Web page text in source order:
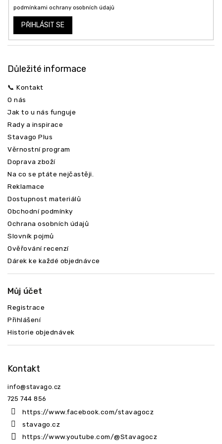
podmínkami ochrany osobních údajů
PŘIHLÁSIT SE
Důležité informace
📞 Kontakt
O nás
Jak to u nás funguje
Rady a inspirace
Stavago Plus
Věrnostní program
Doprava zboží
Na co se ptáte nejčastěji.
Reklamace
Dostupnost materiálů
Obchodní podmínky
Ochrana osobních údajů
Slovník pojmů
Ověřování recenzí
Dárek ke každé objednávce
Můj účet
Registrace
Přihlášení
Historie objednávek
Kontakt
info@stavago.cz
725 744 856
https://www.facebook.com/stavagocz
stavago.cz
https://www.youtube.com/@Stavagocz